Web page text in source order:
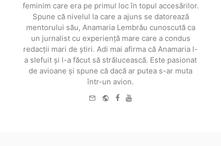
feminim care era pe primul loc în topul accesărilor.
Spune că nivelul la care a ajuns se datorează
mentorului său, Anamaria Lembrău cunoscută ca
un jurnalist cu experiență mare care a condus
redacții mari de știri. Adi mai afirma că Anamaria l-
a slefuit și l-a făcut să strălucească. Este pasionat
de avioane și spune că dacă ar putea s-ar muta
într-un avion.
e-
WebsiteFacebook